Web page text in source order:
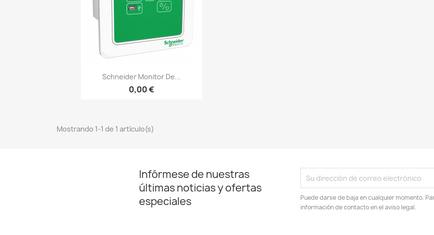
Vista rápida
Schneider Monitor De...
0,00 €
Mostrando 1-1 de 1 artículo(s)
Infórmese de nuestras
últimas noticias y ofertas
especiales
Puede darse de baja en cualquier momento.
información de contacto en el aviso legal.